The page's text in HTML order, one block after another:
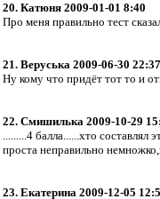
20. Катюня 2009-01-01 8:40
Про меня правильно тест
21. Веруська 2009-06-30 22:37
Ну кому что придёт тот то и
22. Смишилька 2009-10-29
.........4 балла......хто составлял
проста неправильно
23. Екатерина 2009-12-05